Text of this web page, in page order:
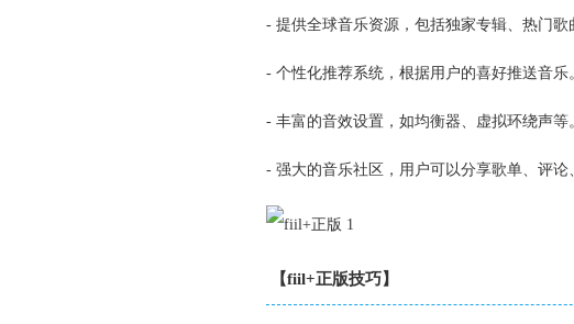
- 提供全球音乐资源，包括独家专辑、热门歌
- 个性化推荐系统，根据用户的喜好推送音乐
- 丰富的音效设置，如均衡器、虚拟环绕声等
- 强大的音乐社区，用户可以分享歌单、评论
【fiil+正版技巧】